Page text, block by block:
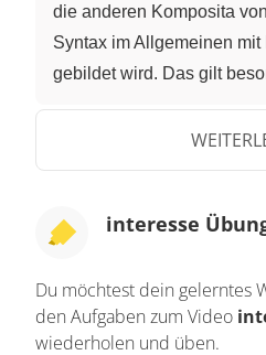
die anderen Komposita
Syntax im Allgemeinen
gebildet wird. Das gilt
Interesse - 1. dazwischen
liegen; 2. sich
- es ist für jemanden
zu 1-3 wird in der üblichen
Mons inter eas gentes
zwischen diesen
interesse
Du möchtest dein gelerntes
den Aufgaben zum Video
wiederholen und üben.